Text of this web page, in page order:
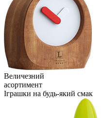
Величезний
асортимент
Іграшки на будь-який смак